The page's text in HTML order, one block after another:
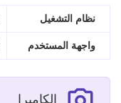
نظام التشغيل
واجهة المستخدم
الكاميرا